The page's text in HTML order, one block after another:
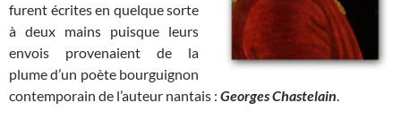
furent écrites en quelque sorte
à deux mains puisque leurs
envois provenaient de la
plume d’un poète bourguignon
contemporain de l’auteur nantais : Georges Chastelain.